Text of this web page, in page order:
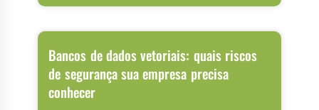
Bancos de dados vetoriais: quais riscos
de segurança sua empresa precisa
conhecer